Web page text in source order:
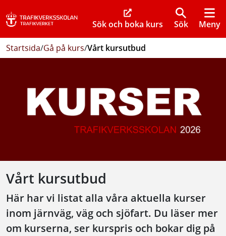
Sök och boka kurs Sök Meny
Startsida/Gå på kurs/Vårt kursutbud
Vårt kursutbud
Här har vi listat alla våra aktuella kurser
inom järnväg, väg och sjöfart. Du läser mer
om kurserna, ser kurspris och bokar dig på